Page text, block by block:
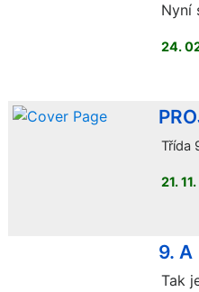
Nyní
24.
Třída
21.
9. A
Tak